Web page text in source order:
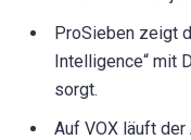
ProSieben zeigt
Intelligence“ mit
sorgt.
Auf VOX läuft